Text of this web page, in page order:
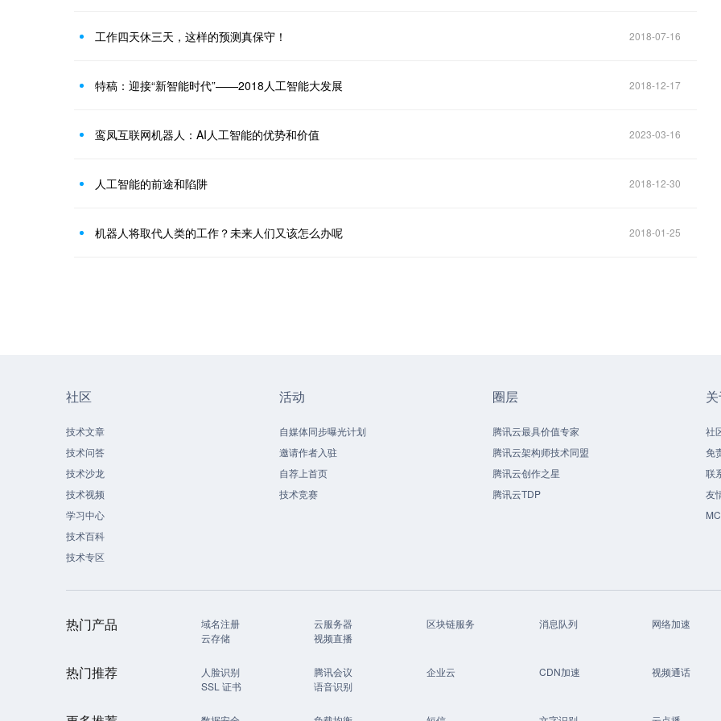
工作四天休三天，这样的预测真保守！ 2018-07-16
特稿：迎接“新智能时代”——2018人工智能大发展 2018-12-17
鸾凤互联网机器人：AI人工智能的优势和价值 2023-03-16
人工智能的前途和陷阱 2018-12-30
机器人将取代人类的工作？未来人们又该怎么办呢 2018-01-25
社区
技术文章
技术问答
技术沙龙
技术视频
学习中心
技术百科
技术专区
活动
自媒体同步曝光计划
邀请作者入驻
自荐上首页
技术竞赛
圈层
腾讯云最具价值专家
腾讯云架构师技术同盟
腾讯云创作之星
腾讯云TDP
社
免
联
友
热门产品 域名注册 云服务器 区块链服务 消息队列
网络加速
云存储
视频直播
热门推荐 人脸识别 腾讯会议 企业云 CDN加速
视频通话
SSL 证书
语音识别